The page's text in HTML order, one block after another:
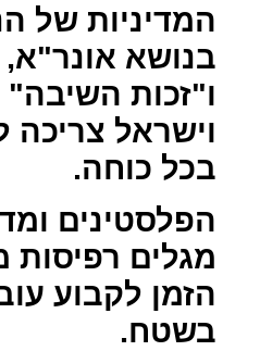
המדיניות של
בנושא
ו"זכות השיבה"
וישראל צריכה
בכל כוחה.
הפלסטינים
מגלים רפיסות
הזמן לקבוע
בשטח.